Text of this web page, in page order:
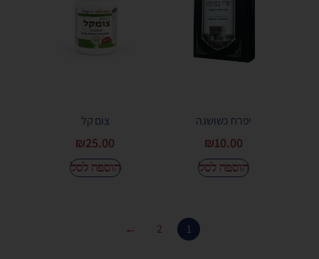
יפרח כשושנה
₪10.00
הוספה לסל
צום קל
₪25.00
הוספה לסל
1
2
←